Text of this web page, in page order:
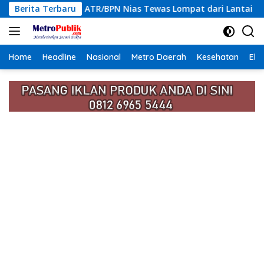
Langsung
ke
konten
Berita Terbaru
ATR/BPN Nias Tewas Lompat dari Lantai 12 Apartemen,
Home Headline Nasional Metro Daerah Kesehatan